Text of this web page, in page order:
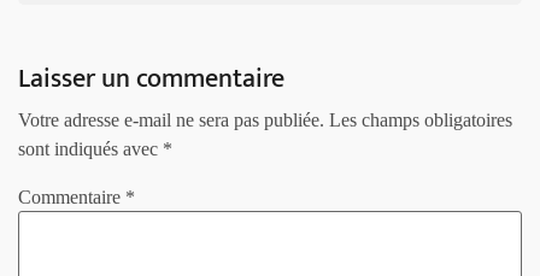
Laisser un commentaire
Votre adresse e-mail ne sera pas publiée. Les champs obligatoires
sont indiqués avec *
Commentaire *